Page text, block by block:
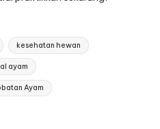
kesehatan hewan
ayam
Ayam